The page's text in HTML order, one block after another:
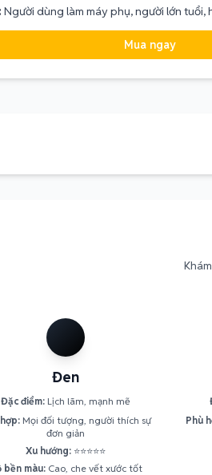
Người dùng làm máy phụ, người lớn tuổi,
Mua ngay
Đen
Đặc điểm: Lịch lãm, mạnh mẽ
Mọi đối tượng, người thích sự
đơn giản
Xu hướng: ⭐⭐⭐⭐⭐
bền màu: Cao, che vết xước tốt
Phù